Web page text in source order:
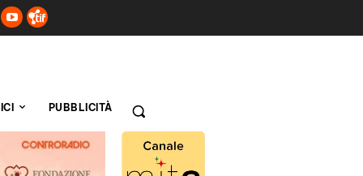
PUBBLICITÀ